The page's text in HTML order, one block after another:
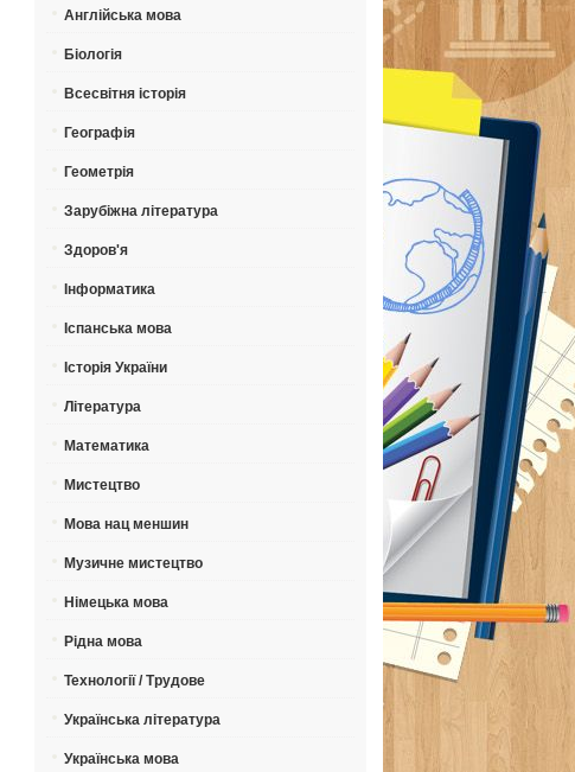
Англійська мова
Біологія
Всесвітня історія
Географія
Геометрія
Зарубіжна література
Здоров'я
Інформатика
Іспанська мова
Історія України
Література
Математика
Мистецтво
Мова нац меншин
Музичне мистецтво
Німецька мова
Рідна мова
Технології / Трудове
Українська література
Українська мова